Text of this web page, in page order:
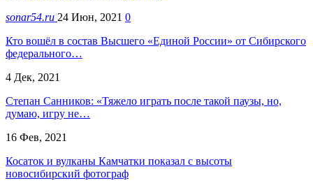
sonar54.ru 24 Июн, 2021 0
Кто вошёл в состав Высшего «Единой России» от Сибирского
федерального…
4 Дек, 2021
Степан Санников: «Тяжело играть после такой паузы, но,
думаю, игру не…
16 Фев, 2021
Косаток и вулканы Камчатки показал с высоты
новосибирский фотограф